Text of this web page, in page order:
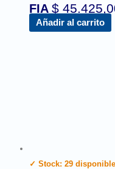
FIA $
Añadir al carrito
✓ Stock: 29